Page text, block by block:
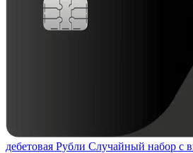
дебетовая Рубли Случайный набор с